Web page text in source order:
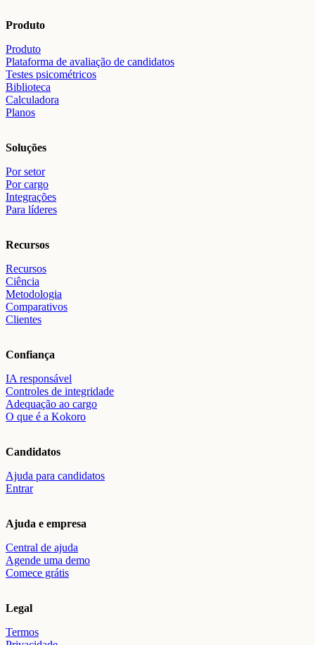
Produto
Produto
Plataforma de avaliação de candidatos
Testes psicométricos
Biblioteca
Calculadora
Planos
Soluções
Por setor
Por cargo
Integrações
Para líderes
Recursos
Recursos
Ciência
Metodologia
Comparativos
Clientes
Confiança
IA responsável
Controles de integridade
Adequação ao cargo
O que é a Kokoro
Candidatos
Ajuda para candidatos
Entrar
Ajuda e empresa
Central de ajuda
Agende uma demo
Comece grátis
Legal
Termos